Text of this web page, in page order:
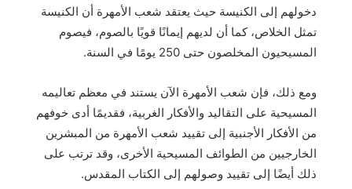
دخولهم إلى الكنيسة حيث يعتقد شعب الأمهرة أن الكنيسة
تمثل الخلاص، كما أن لديهم إيمانًا قويًا بالصوم، فيصوم
المسيحيون المخلصون حتى 250 يومًا في السنة.
ومع ذلك، فإن شعب الأمهرة الآن يستند في معظم تعاليمه
المسيحية على التقاليد والأفكار الغربية، فقديمًا أدى خوفهم
من الأفكار الأجنبية إلى تقييد شعب الأمهرة من المبشرين
الخارجيين من الطوائف المسيحية الأخرى، وقد ترتب على
ذلك أيضًا إلى تقييد وصولهم إلى الكتاب المقدس.